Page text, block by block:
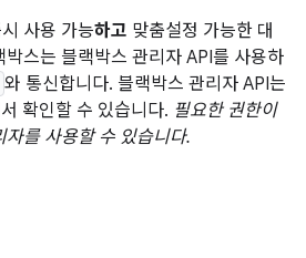
사용 가능하고 맞춤설정 가능한 대
스는 블랙박스 관리자 API를 사용하
와 통신합니다. 블랙박스 관리자 API는
확인할 수 있습니다. 필요한 권한이
를 사용할 수 있습니다.